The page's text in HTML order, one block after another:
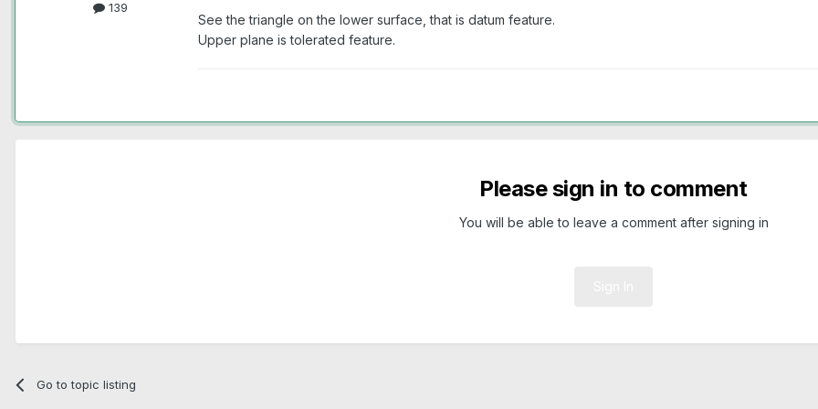
139
See the triangle on the lower surface, that is datum feature.
Upper plane is tolerated feature.
Please sign in to comment
You will be able to leave a comment after signing in
Go to topic listing